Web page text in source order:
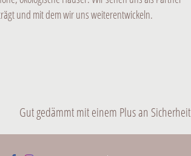
und mit dem wir uns weiterentwickeln.
Gut gedämmt mit einem Plus an Sicherheit